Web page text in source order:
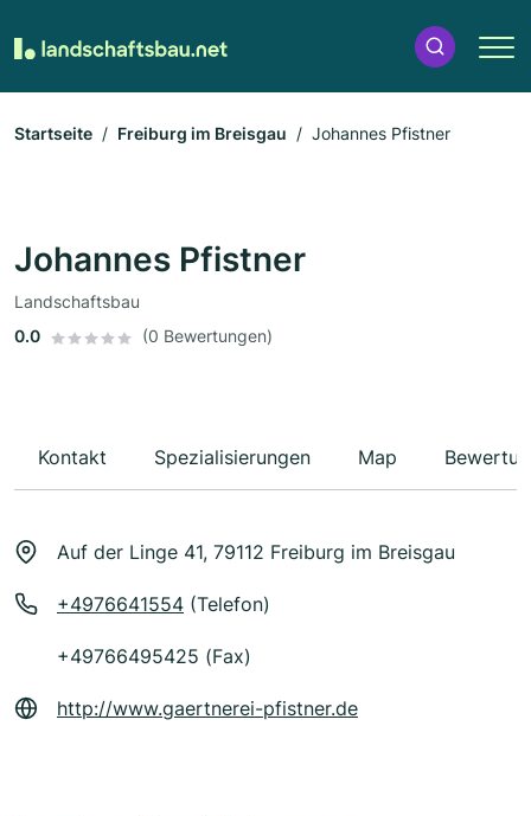
Startseite Freiburg im Breisgau Johannes Pfistner
Johannes Pfistner
Landschaftsbau
0.0
(0 Bewertungen)
Kontakt Spezialisierungen Map
Auf der Linge 41, 79112 Freiburg im Breisgau
+4976641554 (Telefon)
+49766495425 (Fax)
http://www.gaertnerei-pfistner.de